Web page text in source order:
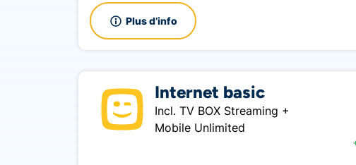
Plus d’info
Internet basic
Incl. TV BOX Streaming +
Mobile Unlimited